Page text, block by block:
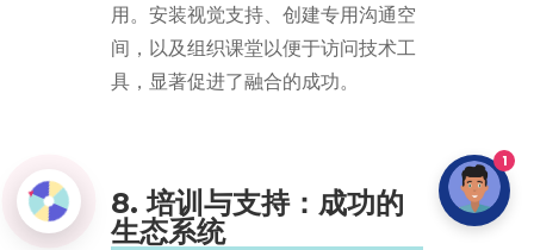
用。安装视觉支持、创建专用沟通空
间，以及组织课堂以便于访问技术工
具，显著促进了融合的成功。
8. 培训与支持：成功的
生态系统
1